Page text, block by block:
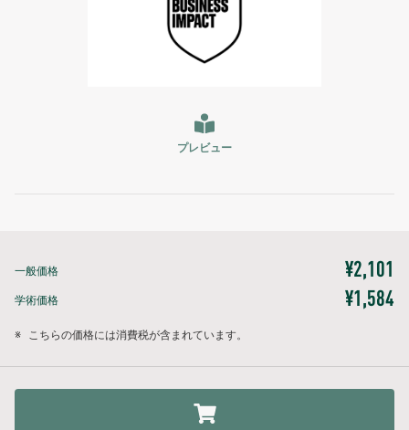
プレビュー
一般価格 ¥2,101
学術価格 ¥1,584
※ こちらの価格には消費税が含まれています。